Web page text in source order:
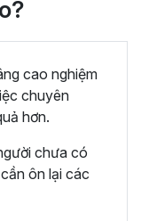
cao nghiệm
chuyên
hơn.
chưa có
ôn lại các